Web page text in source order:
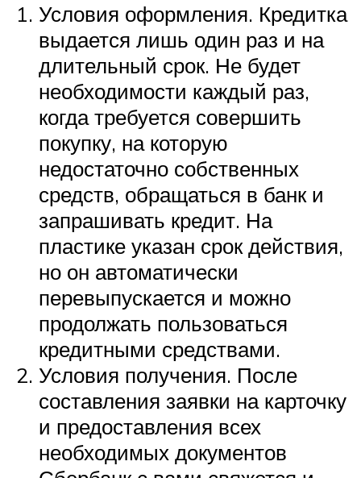
Условия оформления. Кредитка
выдается лишь один раз и на
длительный срок. Не будет
необходимости каждый раз,
когда требуется совершить
покупку, на которую
недостаточно собственных
средств, обращаться в банк и
запрашивать кредит. На
пластике указан срок действия,
но он автоматически
перевыпускается и можно
продолжать пользоваться
кредитными средствами.
Условия получения. После
составления заявки на карточку
и предоставления всех
необходимых документов